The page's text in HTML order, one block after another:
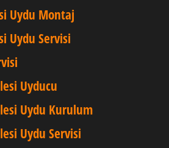
Uydu Montaj
Uydu Servisi
Uyducu
Uydu Kurulum
Uydu Servisi